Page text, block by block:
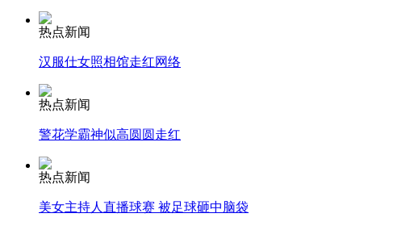
走！跟着总书记去植树
纽约上演“枕头大战”
热点新闻
汉服仕女照相馆走红网络
热点新闻
警花学霸神似高圆圆走红
热点新闻
美女主持人直播球赛 被足球砸中脑袋